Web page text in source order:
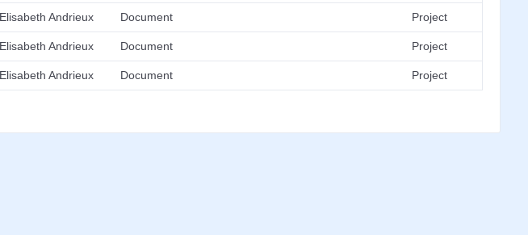
Elisabeth Andrieux Document Project
Elisabeth Andrieux Document Project
Elisabeth Andrieux Document Project